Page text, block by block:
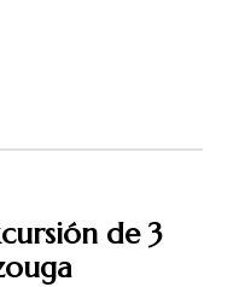
de 3